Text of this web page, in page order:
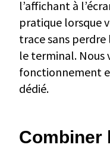
l’affichant à
pratique lorsque
trace sans
le terminal. Nous
fonctionnement
dédié.
Combiner